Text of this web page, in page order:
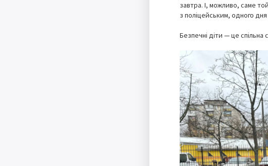
завтра. І, можливо, саме
з поліцейським, одного дня
Безпечні діти — це спільна